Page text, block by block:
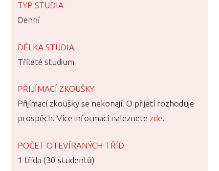
TYP STUDIA
Denní
DÉLKA STUDIA
Tříleté studium
PŘIJÍMACÍ ZKOUŠKY
Přijímací zkoušky se nekonají. O přijetí rozhoduje
prospěch. Více informací naleznete zde.
POČET OTEVÍRANÝCH TŘÍD
1 třída (30 studentů)